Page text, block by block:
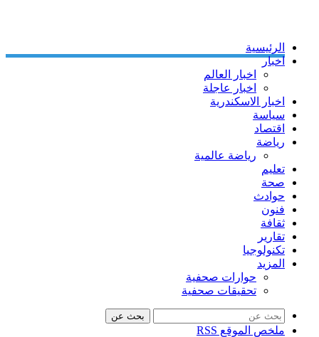
الرئيسية
اخبار
اخبار العالم
اخبار عاجلة
اخبار الاسكندرية
سياسة
اقتصاد
رياضة
رياضة عالمية
تعليم
صحة
حوادث
فنون
ثقافة
تقارير
تكنولوجيا
المزيد
حوارات صحفية
تحقيقات صحفية
بحث عن
ملخص الموقع RSS